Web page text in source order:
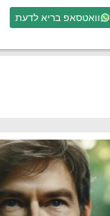
וואטסאפ בריא לדעת